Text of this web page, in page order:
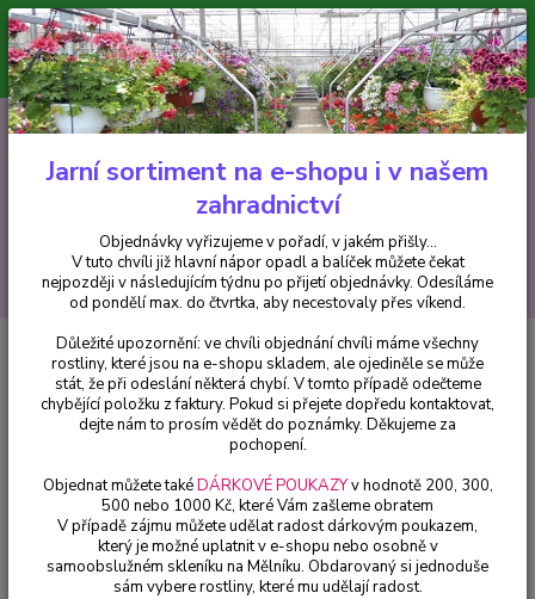
Minimální hodnota pro odeslání z e-shopu je 300 Kč.
V tuto chvíli již hlavní nápor objednávek opadl a balíček můžete čekat
nejpozději v následujícím týdnu po přijetí objednávky. Objednávky
vyřizujeme v pořadí, v jakém přišly...
CZK
Hledat
+420 602 223 614 0ks
za0 Kč
Chryzantémy
Chryzantéma Multiflora žlutá, raná - cena na
prodejně
Chryzantéma Multiflora žlutá,
raná - cena na prodejně
Jarní sortiment na e-shopu i v našem
zahradnictví
Objednávky vyřizujeme v pořadí, v jakém přišly...
V tuto chvíli již hlavní nápor opadl a balíček můžete čekat
nejpozději v následujícím týdnu po přijetí objednávky. Odesíláme
od pondělí max. do čtvrtka, aby necestovaly přes víkend.
Důležité upozornění: ve chvíli objednání chvíli máme všechny
rostliny, které jsou na e-shopu skladem, ale ojediněle se může
stát, že při odeslání některá chybí. V tomto případě odečteme
chybějící položku z faktury. Pokud si přejete dopředu kontaktovat,
dejte nám to prosím vědět do poznámky. Děkujeme za
pochopení.
Objednat můžete takéDÁRKOVÉ POUKAZYv hodnotě 200, 300,
500 nebo 1000 Kč, které Vám zašleme obratem
V případě zájmu můžete udělat radost dárkovým poukazem,
který je možné uplatnit v e-shopu nebo osobně v
samoobslužném skleníku na Mělníku. Obdarovaný si jednoduše
sám vybere rostliny, které mu udělají radost.